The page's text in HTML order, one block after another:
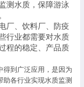
测水质，保障游泳
厂、饮料厂、防疫
行业都需要对水质
程的稳定、产品质
得到广泛应用，是因为
各行业实现水质监测